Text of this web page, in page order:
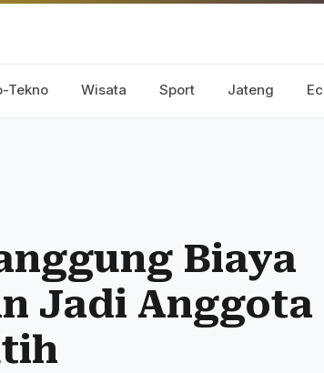
Tekno Wisata Sport Jateng
Biaya
Jadi Anggota